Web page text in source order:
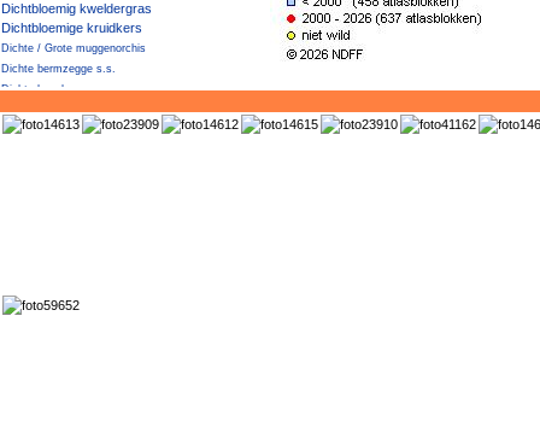
Dichtbloemig kweldergras
Dichtbloemige kruidkers
Dichte / Grote muggenorchis
Dichte bermzegge s.s.
Dichte haagbraam
Dichte veldbies
Doffe ereprijs